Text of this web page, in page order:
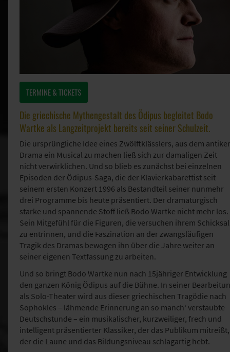
TERMINE & TICKETS
Die griechische Mythengestalt des Ödipus begleitet Bodo
Wartke als Langzeitprojekt bereits seit seiner Schulzeit.
Die ursprüngliche Idee eines Zwölftklässlers, aus dem
Drama ein Musical zu machen ließ sich zur damaligen Zeit
nicht verwirklichen. Und so blieb es zunächst bei einzelnen
Episoden der Ödipus-Saga, die der Klavierkabarettist seit
seinem ersten Konzert 1996 als Bestandteil seiner nunmehr
drei Programme bis heute präsentiert. Der dramaturgisch
starke und spannende Stoff ließ Bodo Wartke nicht mehr los.
Sein Mitgefühl für die Figuren, die versuchen ihrem Schicksal
zu entrinnen, und die Faszination an der zwangsläufigen
Tragik des Dramas bewogen ihn über die Jahre weiter an
seiner eigenen Textfassung zu arbeiten.
Und so bringt Bodo Wartke nun nach 15jähriger Entwicklung
den ganzen König Ödipus auf die Bühne. In seiner
als Solo-Theater wird aus dieser griechischen Tragödie nach
Sophokles – lähmende Erinnerung an so manch‘ verstaubte
Deutschstunde – ein musikalischer, kurzweiliger, frech und
intelligent präsentierter Klassiker, der das Publikum mitreißt,
der die Laune und das Bildungsniveau schlagartig hebt.